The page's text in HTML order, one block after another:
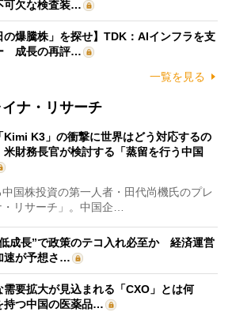
可欠な検査装…
の爆騰株」を探せ】TDK：AIインフラを支
成長の再評…
一覧を見る
ナ・リサーチ
Kimi K3」の衝撃に世界はどう対応するの
財務長官が検討する「蒸留を行う中国
国株投資の第一人者・田代尚機氏のプレ
リサーチ」。中国企…
成長”で政策のテコ入れ必至か 経済運営
速が予想さ…
需要拡大が見込まれる「CXO」とは何
つ中国の医薬品…